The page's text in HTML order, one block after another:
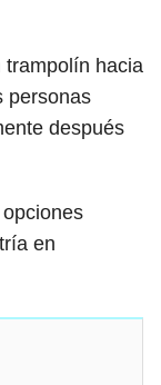
trampolín hacia
personas
después
en